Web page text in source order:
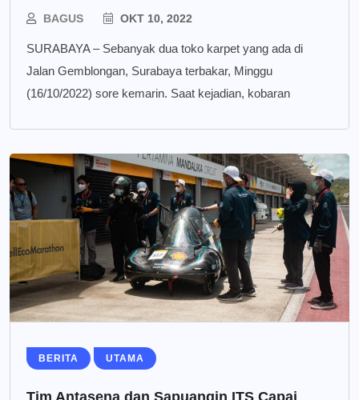
BAGUS OKT 10, 2022
SURABAYA – Sebanyak dua toko karpet yang ada di
Jalan Gemblongan, Surabaya terbakar, Minggu
(16/10/2022) sore kemarin. Saat kejadian, kobaran
BERITA UTAMA